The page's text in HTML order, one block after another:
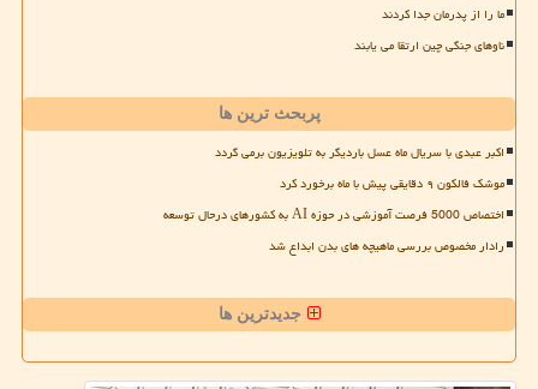
ما را از پدرمان جدا کردند
ناوهای جنگی چین ارتقا می یابند
پربحث ترین ها
اکبر عبدی با سریال ماه عسل باردیگر به تلویزیون برمی گردد
موشک فالکون ۹ دقایقی پیش با ماه برخورد کرد
اختصاص 5000 فرصت آموزشی در حوزه AI به کشورهای درحال توسعه
رادار مخصوص بررسی ماهیچه های بدن ابداع شد
جدیدترین ها